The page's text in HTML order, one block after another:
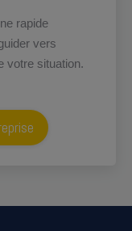
rapide
vers
votre situation.